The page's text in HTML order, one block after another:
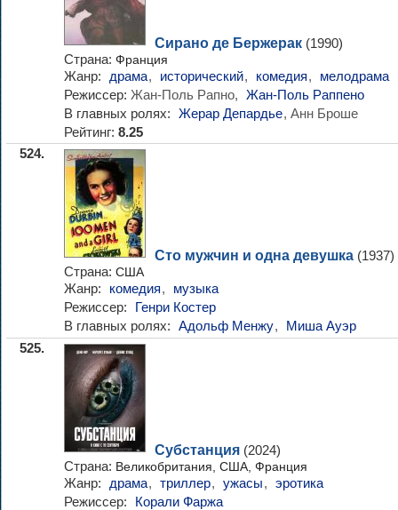
Сирано де Бержерак (1990)
Страна: Франция
Жанр: драма, исторический, комедия,
мелодрама
Режиссер: Жан-Поль Рапно, Жан-Поль Раппено
В главных ролях: Жерар Депардье, Анн Броше
Рейтинг: 8.25
524.
Сто мужчин и одна девушка (1937)
Страна: США
Жанр: комедия,
музыка
Режиссер:
Генри Костер
В главных ролях: Адольф Менжу, Миша Ауэр
525.
Субстанция (2024)
Страна: Великобритания, США, Франция
Жанр: драма, триллер, ужасы, эротика
Режиссер:
Корали Фаржа